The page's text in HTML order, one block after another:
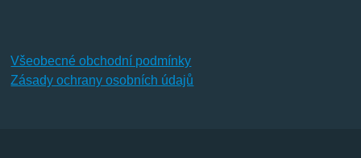
Všeobecné obchodní podmínky
Zásady ochrany osobních údajů